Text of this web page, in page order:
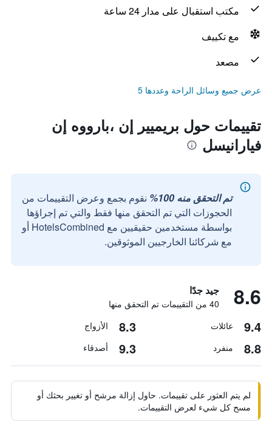
مكتب استقبال على مدار 24 ساعة
مع تكييف
مصعد
عرض جميع وسائل الراحة وعددها 5
تقييمات حول بريميير إن ،بارووه إن
فيارانيسل
تم التحقق منه 100%
نقوم بجمع وعرض التقييمات من
الحجوزات التي تم التحقق منها فقط والتي تم إجراؤها
بواسطة مستخدمين حقيقيين مع HotelsCombined أو
مع شركائنا الخارجيين الموثوقين.
8.6 جيد جدًا
40 من التقييمات تم التحقق منها
9.4 عائلات 8.3 الأزواج
8.8 منفرد 9.3 أصدقاء
لم يتم العثور على تقييمات. حاول إزالة مرشح أو تغيير بحثك أو
مسح كل شيء لعرض التقييمات.